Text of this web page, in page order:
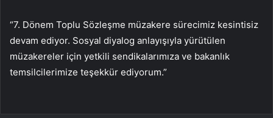
“7. Dönem Toplu Sözleşme müzakere sürecimiz kesintisiz
devam ediyor. Sosyal diyalog anlayışıyla yürütülen
müzakereler için yetkili sendikalarımıza ve bakanlık
temsilcilerimize teşekkür ediyorum.”